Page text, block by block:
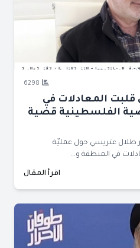
6298
المعادلات في
الفلسطينية قضية
طلال عتريسي حول عمليّة
في المنطقة و...
اقرأ المقال